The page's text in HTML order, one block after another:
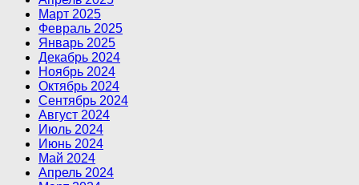
Март 2025
Февраль 2025
Январь 2025
Декабрь 2024
Ноябрь 2024
Октябрь 2024
Сентябрь 2024
Август 2024
Июль 2024
Июнь 2024
Май 2024
Апрель 2024